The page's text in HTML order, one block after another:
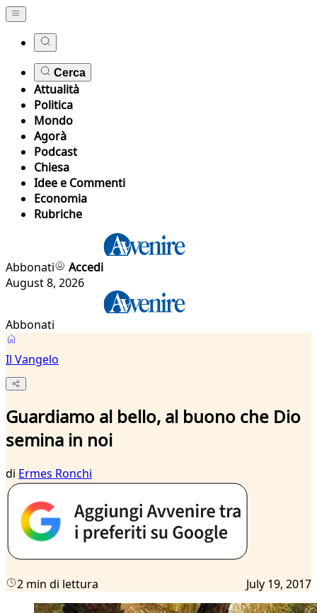
Cerca
Attualità
Politica
Mondo
Agorà
Podcast
Chiesa
Idee e Commenti
Economia
Rubriche
Abbonati
Accedi
August 8, 2026
Abbonati
Il Vangelo
Guardiamo al bello, al buono che Dio
semina in noi
di Ermes Ronchi
2 min di lettura July 19, 2017